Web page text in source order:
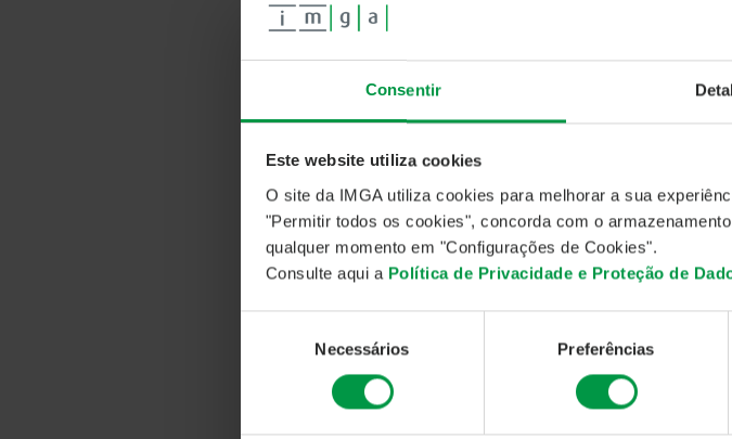
Consentir
Este website utiliza cookies
O site da IMGA utiliza cookies para melhorar a sua
"Permitir todos os cookies", concorda com o
qualquer momento em "Configurações de Cookies".
Consulte aqui a Política de Privacidade e Proteção de
consentimento
Necessários Preferências
O Fundo tem como objetivo
próxima das taxas de juro de
investimento efetuado
instrumentos financeiros de baixa
curto prazo, designadamente
do mercado monetário, tais como
maturidade residual inferior a 397
instrumentos de dívida de